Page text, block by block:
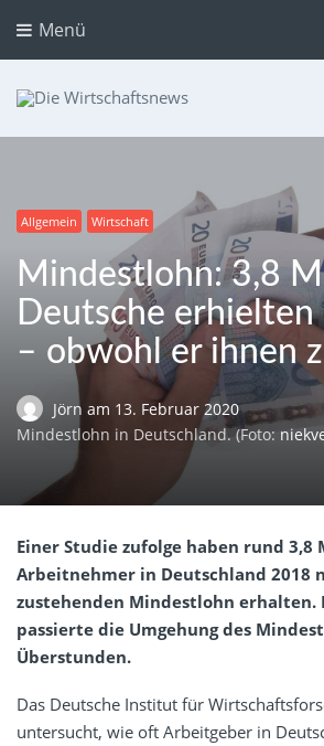
Menü
Allgemein Wirtschaft
Mindestlohn: 3,8
Deutsche
– obwohl er ihnen
Jörn am 13. Februar 2020
Mindestlohn in Deutschland. (Foto:
Einer Studie zufolge haben rund 3,8
Arbeitnehmer in Deutschland 2018
zustehenden Mindestlohn erhalten.
passierte die Umgehung des
Überstunden.
Das Deutsche Institut für
untersucht, wie oft Arbeitgeber in